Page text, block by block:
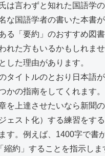
は言わずと知れた国語学
な国語学者の書いた本書
る「要約」のおすすめ図
れた方もいるかもしれま
した理由があります。
タイトルのとおり日本語
かの指南をしてくれます
を上達させたいなら新聞
ェスト化）する練習をす
す。例えば、1400字で書
縮約」することを指示し